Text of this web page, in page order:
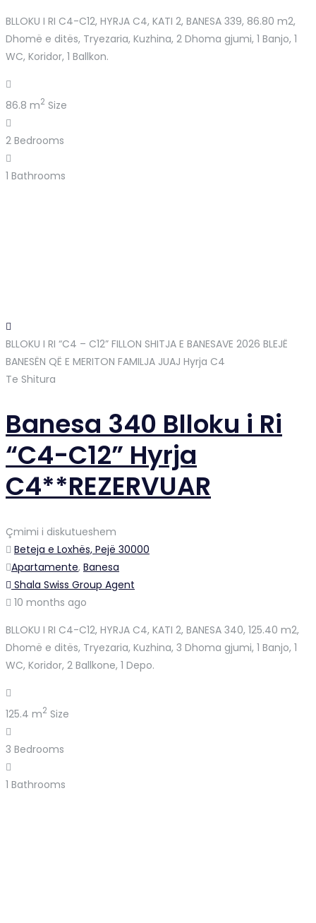
BLLOKU I RI C4-C12, HYRJA C4, KATI 2, BANESA 339, 86.80 m2,
Dhomë e ditës, Tryezaria, Kuzhina, 2 Dhoma gjumi, 1 Banjo, 1
WC, Koridor, 1 Ballkon.
86.8 m2 Size
2 Bedrooms
1 Bathrooms
BLLOKU I RI “C4 – C12” FILLON SHITJA E BANESAVE 2026 BLEJË
BANESËN QË E MERITON FAMILJA JUAJ Hyrja C4
Te Shitura
Banesa 340 Blloku i Ri
“C4-C12” Hyrja
C4**REZERVUAR
Çmimi i diskutueshem
Beteja e Loxhës, Pejë 30000
Apartamente, Banesa
Shala Swiss Group Agent
10 months ago
BLLOKU I RI C4-C12, HYRJA C4, KATI 2, BANESA 340, 125.40 m2,
Dhomë e ditës, Tryezaria, Kuzhina, 3 Dhoma gjumi, 1 Banjo, 1
WC, Koridor, 2 Ballkone, 1 Depo.
125.4 m2 Size
3 Bedrooms
1 Bathrooms